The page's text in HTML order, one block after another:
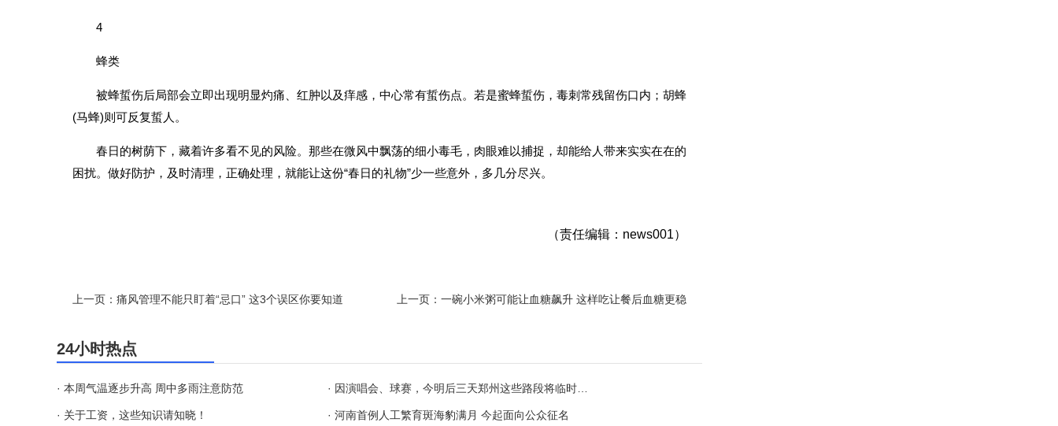
4
蜂类
被蜂蜇伤后局部会立即出现明显灼痛、红肿以及痒感，中心常有蜇伤点。若是蜜蜂蜇伤，毒刺常残留伤口内；胡蜂
(马蜂)则可反复蜇人。
春日的树荫下，藏着许多看不见的风险。那些在微风中飘荡的细小毒毛，肉眼难以捕捉，却能给人带来实实在在的
困扰。做好防护，及时清理，正确处理，就能让这份“春日的礼物”少一些意外，多几分尽兴。
（责任编辑：news001）
上一页：痛风管理不能只盯着“忌口” 这3个误区你要知道 上一页：一碗小米粥可能让血糖飙升 这样吃让餐后血糖更稳
24小时热点
· 本周气温逐步升高 周中多雨注意防范
· 关于工资，这些知识请知晓！ · 河南首例人工繁育斑海豹满月 今起面向公众征名